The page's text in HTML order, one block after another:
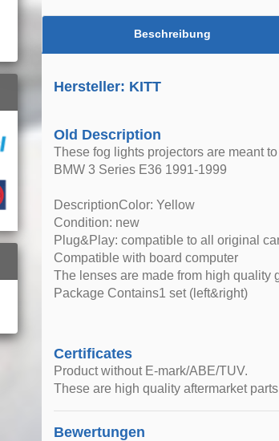
Beschreibung
Hersteller: KITT
Old Description
These fog lights projectors are meant
BMW 3 Series E36 1991-1999
DescriptionColor: Yellow
Condition: new
Plug&Play: compatible to all original
Compatible with board computer
The lenses are made from high quality
Package Contains1 set (left&right)
Certificates
Product without E-mark/ABE/TUV.
These are high quality aftermarket
Bewertungen